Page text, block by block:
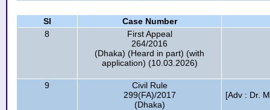
Sl
Case Number
8
First Appeal
264/2016
(Dhaka) (Heard in part) (with
application) (10.03.2026)
9
Civil Rule
299(FA)/2017
(Dhaka)
[Adv : Dr.